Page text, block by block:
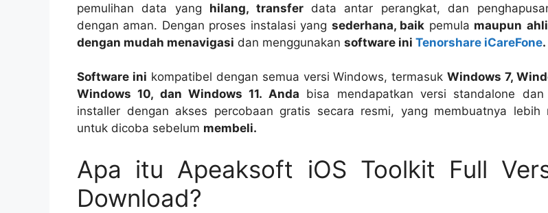
pemulihan data yang hilang, transferdata antar perangkat, dan
dengan aman. Dengan proses instalasi yang sederhana, baik pemula maupun
dengan mudah menavigasi dan menggunakan software ini Tenorshare iCareFone.
Software ini kompatibel dengan semua versi Windows, termasukWindows 7,
Windows 10, dan Windows 11. Anda bisa mendapatkan versi standalone dan
installer dengan akses percobaan gratis secara resmi, yang membuatnya lebih
untuk dicoba sebelum membeli.
Apa itu Apeaksoft iOS Toolkit Full
Download?